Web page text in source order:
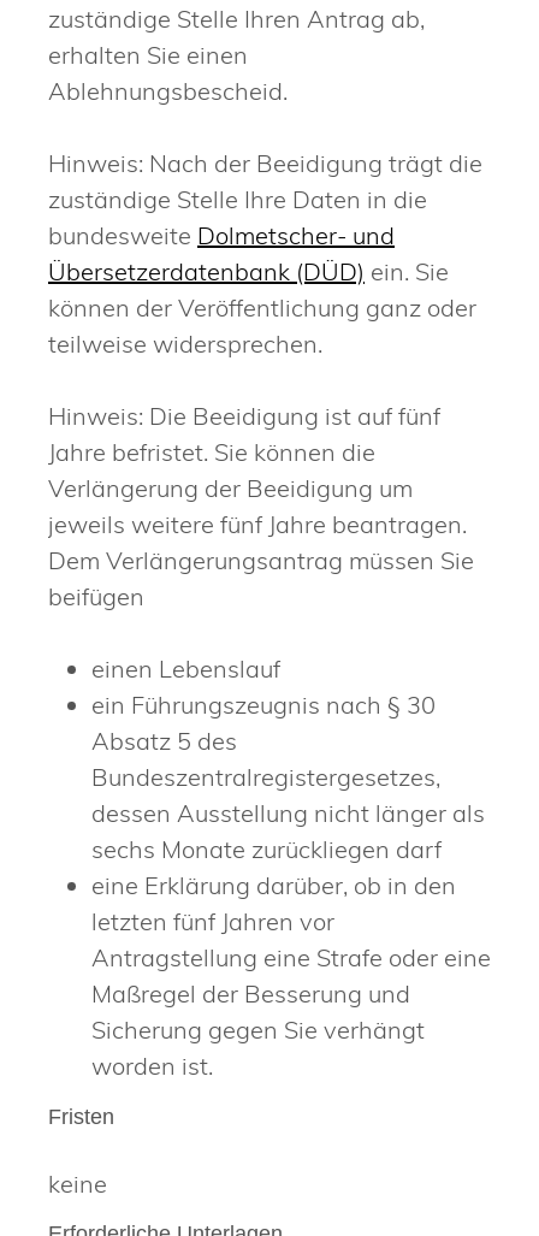
zuständige Stelle Ihren Antrag ab,
erhalten Sie einen
Ablehnungsbescheid.
Hinweis: Nach der Beeidigung trägt die
zuständige Stelle Ihre Daten in die
bundesweite Dolmetscher- und
Übersetzerdatenbank (DÜD) ein. Sie
können der Veröffentlichung ganz oder
teilweise widersprechen.
Hinweis: Die Beeidigung ist auf fünf
Jahre befristet. Sie können die
Verlängerung der Beeidigung um
jeweils weitere fünf Jahre beantragen.
Dem Verlängerungsantrag müssen Sie
beifügen
einen Lebenslauf
ein Führungszeugnis nach § 30
Absatz 5 des
Bundeszentralregistergesetzes,
dessen Ausstellung nicht länger als
sechs Monate zurückliegen darf
eine Erklärung darüber, ob in den
letzten fünf Jahren vor
Antragstellung eine Strafe oder eine
Maßregel der Besserung und
Sicherung gegen Sie verhängt
worden ist.
Fristen
keine